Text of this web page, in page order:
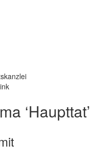
‘Haupttat’